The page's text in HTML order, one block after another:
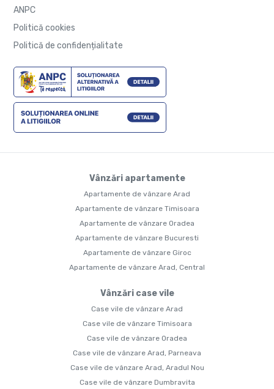
ANPC
Politică cookies
Politică de confidențialitate
Vânzări apartamente
Apartamente de vânzare Arad
Apartamente de vânzare Timisoara
Apartamente de vânzare Oradea
Apartamente de vânzare Bucuresti
Apartamente de vânzare Giroc
Apartamente de vânzare Arad, Central
Vânzări case vile
Case vile de vânzare Arad
Case vile de vânzare Timisoara
Case vile de vânzare Oradea
Case vile de vânzare Arad, Parneava
Case vile de vânzare Arad, Aradul Nou
Case vile de vânzare Dumbravita